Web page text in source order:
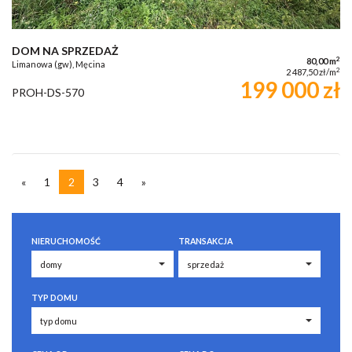
DOM NA SPRZEDAŻ
Limanowa (gw), Męcina 80,00 m2
2 487,50 zł/m2
PROH-DS-570 199 000 zł
« 1 2 3 4 »
NIERUCHOMOŚĆ TRANSAKCJA
TYP DOMU